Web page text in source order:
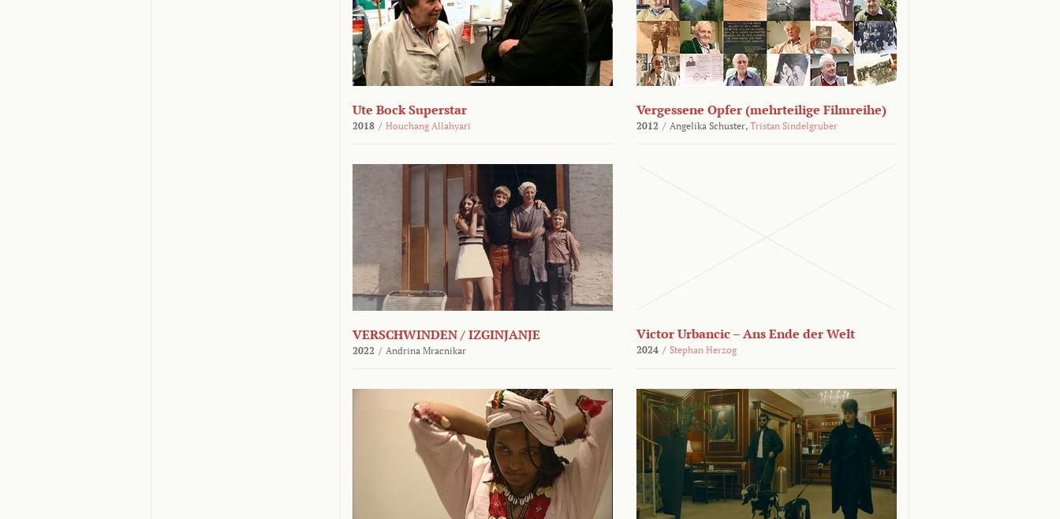
Ute Bock Superstar
2018 / Houchang Allahyari
Vergessene Opfer (mehrteilige Filmreihe)
2012 / Angelika Schuster, Tristan Sindelgruber
VERSCHWINDEN / IZGINJANJE
2022 / Andrina Mracnikar
Victor Urbancic – Ans Ende der Welt
2024 / Stephan Herzog